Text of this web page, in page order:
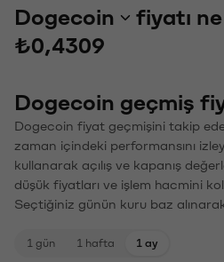
Dogecoin
fiyatı
₺0,4309
Dogecoin geçmiş
Dogecoin fiyat geçmişini takip
zaman içindeki performansını
kullanarak açılış ve kapanış
düşük fiyatları ve işlem hacmini
Seçtiğiniz günün kuru baz
1 gün 1 hafta 1 ay